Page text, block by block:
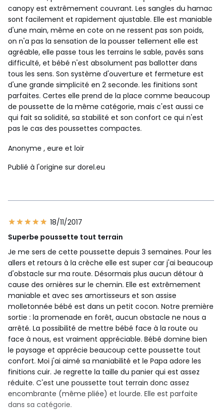
canopy est extrêmement couvrant. Les sangles du hamac
sont facilement et rapidement ajustable. Elle est maniable
d'une main, même en cote on ne ressent pas son poids,
on n'a pas la sensation de la pousser tellement elle est
agréable, elle passe tous les terrains le sable, pavés sans
difficulté, et bébé n'est absolument pas ballotter dans
tous les sens. Son système d'ouverture et fermeture est
d'une grande simplicité en 2 seconde. les finitions sont
parfaites. Certes elle prend de la place comme beaucoup
de poussette de la même catégorie, mais c'est aussi ce
qui fait sa solidité, sa stabilité et son confort ce qui n'est
pas le cas des poussettes compactes.
Anonyme , eure et loir
Publié à l'origine sur dorel.eu
18/11/2017
Superbe poussette tout terrain
Je me sers de cette poussette depuis 3 semaines. Pour les
allers et retours à la crèche elle est super car j'ai beaucoup
d'obstacle sur ma route. Désormais plus aucun détour à
cause des ornières sur le chemin. Elle est extrêmement
maniable et avec ses amortisseurs et son assise
molletonnée bébé est dans un petit cocon. Notre première
sortie : la promenade en forêt, aucun obstacle ne nous a
arrêté. La possibilité de mettre bébé face à la route ou
face à nous, est vraiment appréciable. Bébé domine bien
le paysage et apprécie beaucoup cette poussette tout
confort. Moi j'ai aimé sa maniabilité et le Papa adore les
finitions cuir. Je regrette la taille du panier qui est assez
réduite. C'est une poussette tout terrain donc assez
encombrante (même pliée) et lourde. Elle est parfaite
dans sa catégorie.